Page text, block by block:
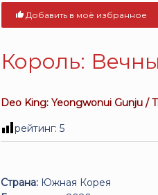
Добавить в моё избранное
Король:
Deo King: Yeongwonui Gunju /
рейтинг:5
Страна: Южная Корея